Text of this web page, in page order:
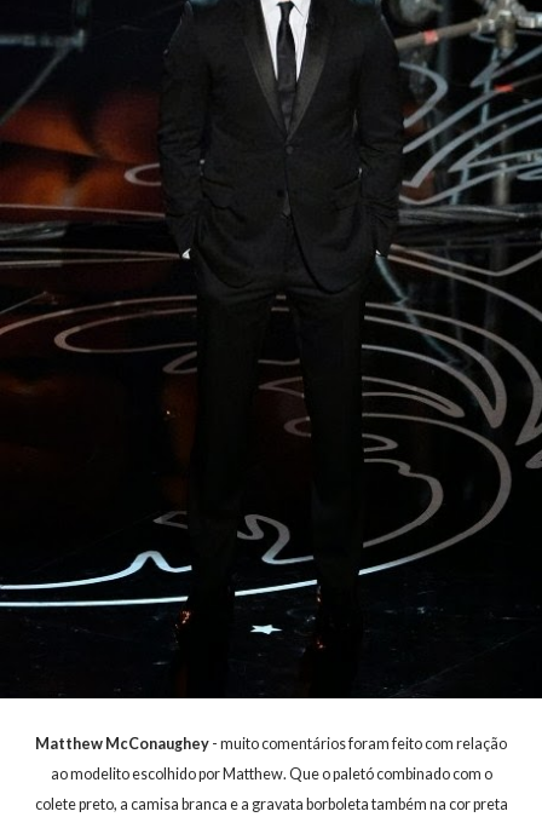
Matthew McConaughey - muito comentários foram feito com relação
ao modelito escolhido por Matthew. Que o paletó combinado com o
colete preto, a camisa branca e a gravata borboleta também na cor preta